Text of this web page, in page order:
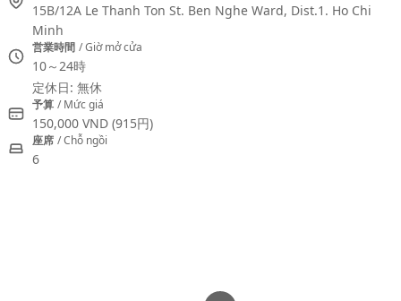
15B/12A Le Thanh Ton St. Ben Nghe Ward, Dist.1. Ho Chi
Minh
営業時間 / Giờ mở cửa
10～24時
定休日: 無休
予算 / Mức giá
150,000 VND (915円)
座席 / Chỗ ngồi
6